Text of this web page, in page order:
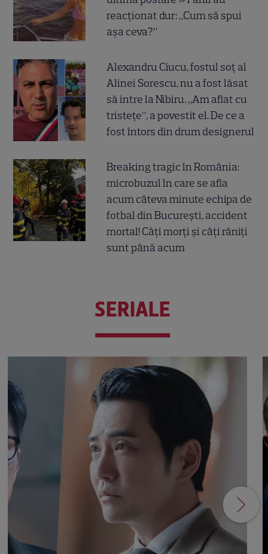
reacționat dur: „Cum să spui
așa ceva?”
Alexandru Ciucu, fostul soț al
Alinei Sorescu, nu a fost lăsat
să intre la Nibiru. „Am aflat cu
tristețe”, a povestit el. De ce a
fost întors din drum designerul
Breaking tragic în România:
microbuzul în care se afla
acum câteva minute echipa de
fotbal din București, accident
mortal! Câți morți și câți răniți
sunt până acum
SERIALE